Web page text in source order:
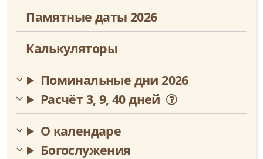
Декабрь
Памятные даты 2026
Калькуляторы
Поминальные дни 2026
Расчёт 3, 9, 40 дней
О календаре
Богослужения